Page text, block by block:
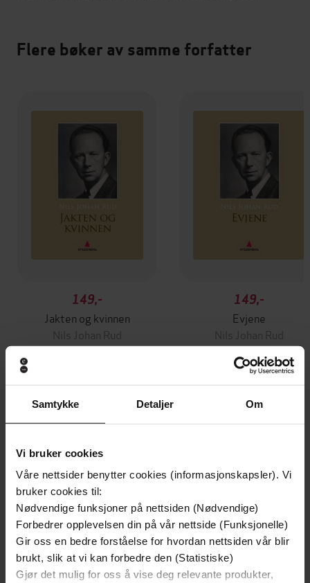
Samtykke Detaljer Om
Vi bruker cookies
Våre nettsider benytter cookies (informasjonskapsler). Vi
bruker cookies til:
Nødvendige funksjoner på nettsiden (Nødvendige)
Forbedrer opplevelsen din på vår nettside (Funksjonelle)
Gir oss en bedre forståelse for hvordan nettsiden vår blir
brukt, slik at vi kan forbedre den (Statistiske)
Gjør det mulig for oss å vise deg relevante produkter,
Flere bøker av samme forfatter
149,-
Jakten og kvinnen
Nils Johan Rud
149,-
Evjene
Nils Johan Rud
Andre har også kjøpt
Vinner av Rivertonprisen
Første gang på tilbud